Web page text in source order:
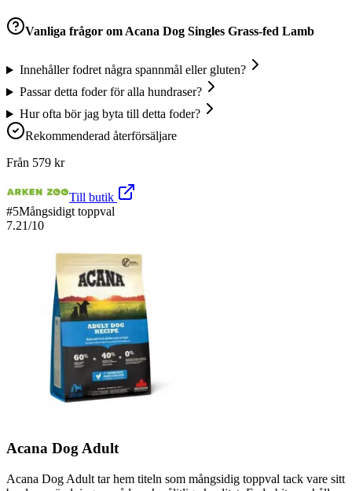
Vanliga frågor om Acana Dog Singles Grass-fed Lamb
Innehåller fodret några spannmål eller gluten?
Passar detta foder för alla hundraser?
Hur ofta bör jag byta till detta foder?
Rekommenderad återförsäljare
Från 579 kr
Till butik
#5Mångsidigt toppval
7.21/10
Acana Dog Adult
Acana Dog Adult tar hem titeln som mångsidig toppval tack vare sitt